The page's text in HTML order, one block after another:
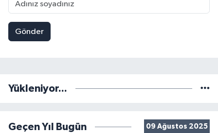
Gönder
Yükleniyor...
Geçen Yıl Bugün 09 Ağustos 2025